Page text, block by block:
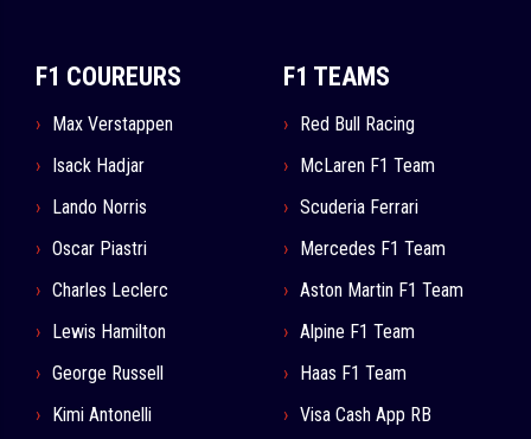
F1 COUREURS
Max Verstappen
Isack Hadjar
Lando Norris
Oscar Piastri
Charles Leclerc
Lewis Hamilton
George Russell
Kimi Antonelli
F1 TEAMS
Red Bull Racing
McLaren F1 Team
Scuderia Ferrari
Mercedes F1 Team
Aston Martin F1 Team
Alpine F1 Team
Haas F1 Team
Visa Cash App RB